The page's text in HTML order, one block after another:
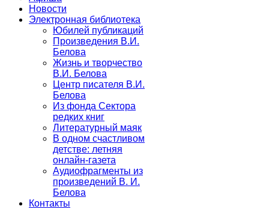
Новости
Электронная библиотека
Юбилей публикаций
Произведения В.И.
Белова
Жизнь и творчество
В.И. Белова
Центр писателя В.И.
Белова
Из фонда Сектора
редких книг
Литературный маяк
В одном счастливом
детстве: летняя
онлайн-газета
Аудиофрагменты из
произведений В. И.
Белова
Контакты